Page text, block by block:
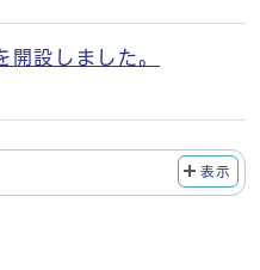
開設しました。
表示